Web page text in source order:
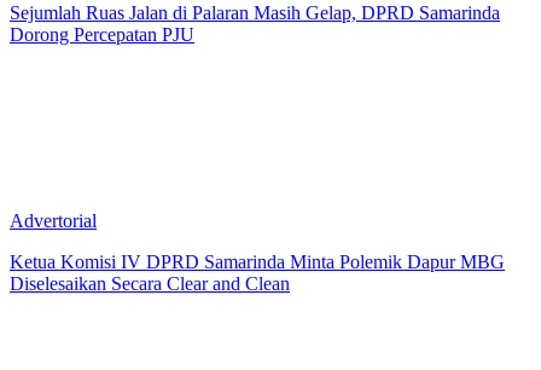
Sejumlah Ruas Jalan di Palaran Masih Gelap, DPRD Samarinda
Dorong Percepatan PJU
Advertorial
Ketua Komisi IV DPRD Samarinda Minta Polemik Dapur MBG
Diselesaikan Secara Clear and Clean